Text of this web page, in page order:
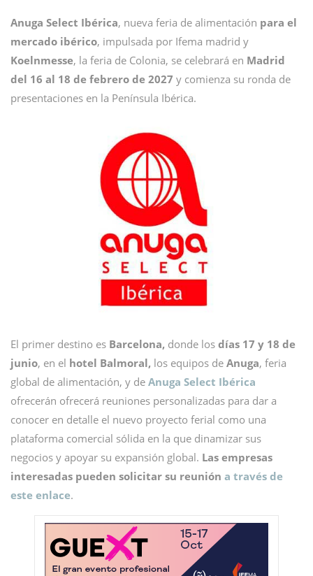
Anuga Select Ibérica, nueva feria de alimentación para el
mercado ibérico, impulsada por Ifema madrid y
Koelnmesse, la feria de Colonia, se celebrará en Madrid
del 16 al 18 de febrero de 2027 y comienza su ronda de
presentaciones en la Península Ibérica.
El primer destino es Barcelona, donde los días 17 y 18 de
junio, en el hotel Balmoral, los equipos de Anuga, feria
global de alimentación, y de Anuga Select Ibérica
ofrecerán ofrecerá reuniones personalizadas para dar a
conocer en detalle el nuevo proyecto ferial como una
plataforma comercial sólida en la que dinamizar sus
negocios y apoyar su expansión global. Las empresas
interesadas pueden solicitar su reunión a través de
este enlace.